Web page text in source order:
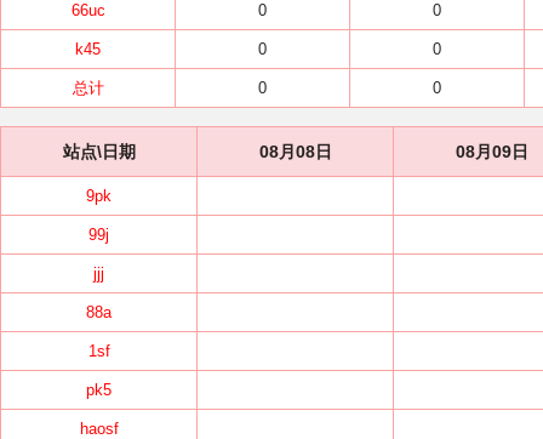
66uc 0 0
k45 0 0
总计 0 0
站点\日期 08月08日 08月09日
9pk
99j
jjj
88a
1sf
pk5
haosf